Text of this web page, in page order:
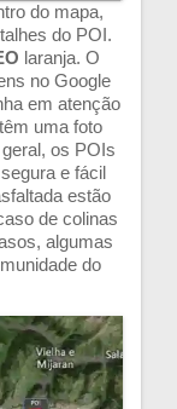
do mapa,
do POI.
laranja. O
no Google
em atenção
uma foto
os POIs
e fácil
estão
de colinas
algumas
do